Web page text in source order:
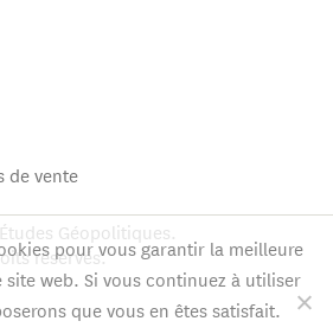
de vente
Géopolitiques.
réservés.
pour vous garantir la meilleure
web. Si vous continuez à utiliser
que vous en êtes satisfait.